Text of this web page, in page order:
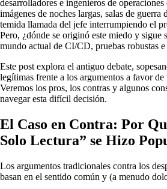
desarrolladores e ingenieros de
imágenes de noches largas, salas de guerra
temida llamada del jefe interrumpiendo el
Pero, ¿dónde se originó este miedo y sigue
mundo actual de CI/CD, pruebas robustas
Este post explora el antiguo debate,
legítimas frente a los argumentos a favor
Veremos los pros, los contras y algunos
navegar esta difícil decisión.
El Caso en Contra: Por
Solo Lectura” se Hizo
Los argumentos tradicionales contra los
basan en el sentido común y (a menudo